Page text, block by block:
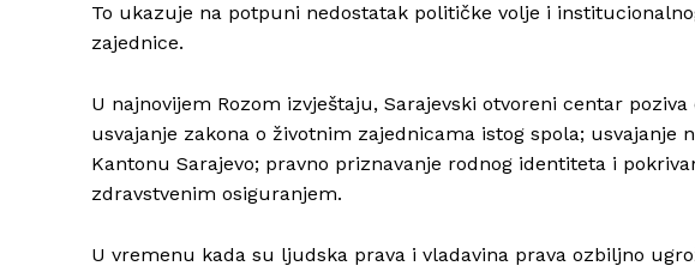
To ukazuje na potpuni nedostatak političke volje i
zajednice.
U najnovijem Rozom izvještaju, Sarajevski otvoreni centar
usvajanje zakona o životnim zajednicama istog spola; usvajanje
Kantonu Sarajevo; pravno priznavanje rodnog identiteta i
zdravstvenim osiguranjem.
U vremenu kada su ljudska prava i vladavina prava ozbiljno